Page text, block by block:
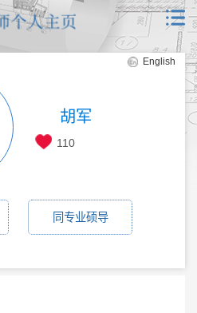
English
胡军
110
同专业硕导